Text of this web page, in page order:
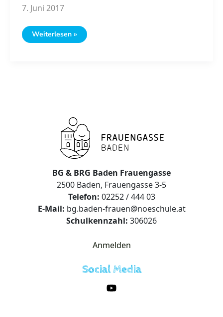
7. Juni 2017
Frauenlauf
Weiterlesen »
BG & BRG Baden Frauengasse
2500 Baden, Frauengasse 3-5
Telefon: 02252 / 444 03
E-Mail: bg.baden-frauen@noeschule.at
Schulkennzahl: 306026
Anmelden
Social Media